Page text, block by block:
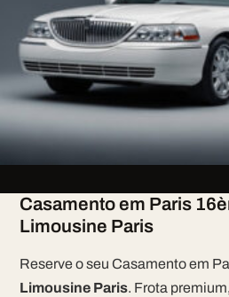
Casamento em Paris
Limousine Paris
Reserve o seu Casamento em
Limousine Paris. Frota